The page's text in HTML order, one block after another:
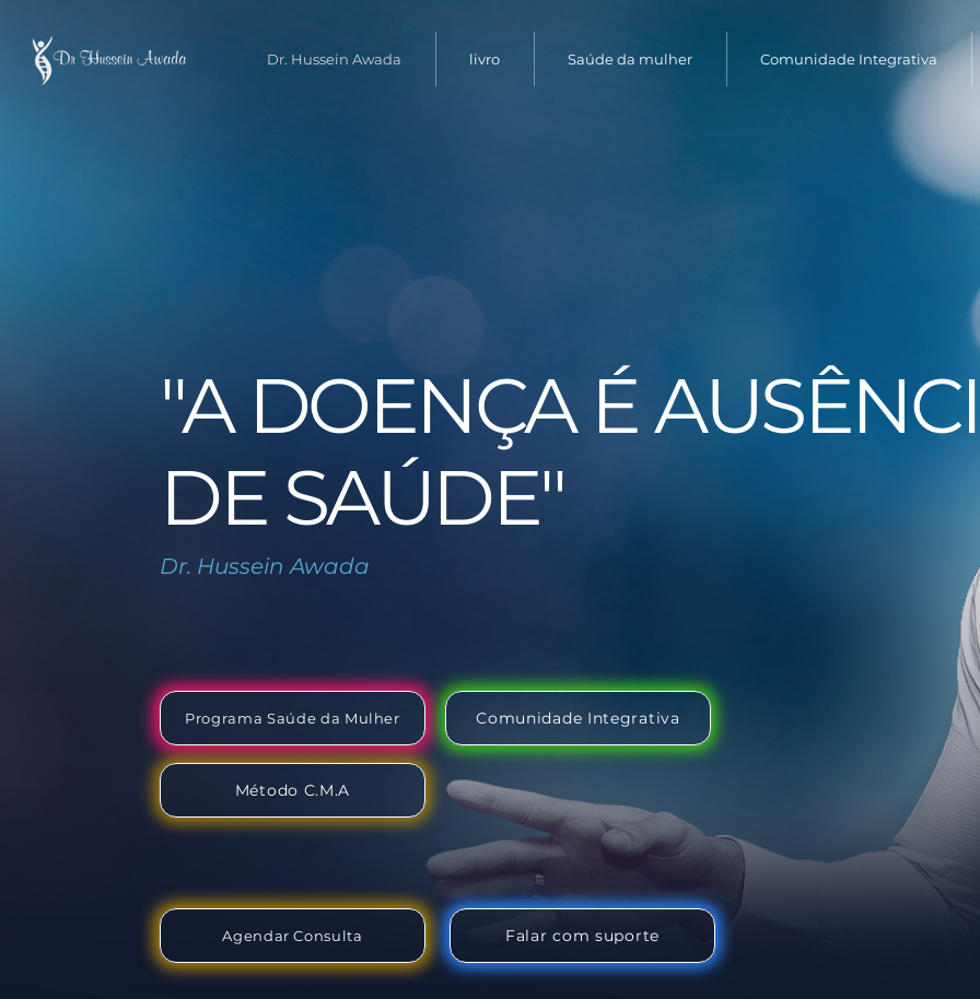
Dr. Hussein Awada livro Saúde da mulher Comunidade Integrativa
"A DOENÇA É
DE SAÚDE"
Dr. Hussein Awada
Programa Saúde da Mulher Comunidade Integrativa
Método C.M.A
Agendar Consulta Falar com suporte